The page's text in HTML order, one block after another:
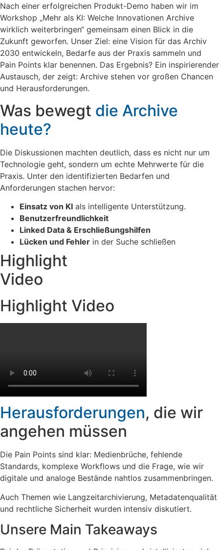
Nach einer erfolgreichen Produkt-Demo haben wir im
Workshop „Mehr als KI: Welche Innovationen Archive
wirklich weiterbringen“ gemeinsam einen Blick in die
Zukunft geworfen. Unser Ziel: eine Vision für das Archiv
2030 entwickeln, Bedarfe aus der Praxis sammeln und
Pain Points klar benennen. Das Ergebnis? Ein inspirierender
Austausch, der zeigt: Archive stehen vor großen Chancen
und Herausforderungen.
Was bewegt die Archive
heute?
Die Diskussionen machten deutlich, dass es nicht nur um
Technologie geht, sondern um echte Mehrwerte für die
Praxis. Unter den identifizierten Bedarfen und
Anforderungen stachen hervor:
Einsatz von KI als intelligente Unterstützung.
Benutzerfreundlichkeit
Linked Data & Erschließungshilfen
Lücken und Fehler in der Suche schließen
Highlight
Video
Highlight Video
Herausforderun­gen, die wir
angehen müssen
Die Pain Points sind klar: Medienbrüche, fehlende
Standards, komplexe Workflows und die Frage, wie wir
digitale und analoge Bestände nahtlos zusammenbringen.
Auch Themen wie Langzeitarchivierung, Metadatenqualität
und rechtliche Sicherheit wurden intensiv diskutiert.
Unsere Main Takeaways